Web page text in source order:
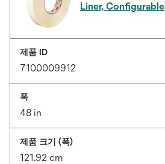
Liner, Configurable
제품 ID
7100009912
폭
48 in
제품 크기 (폭)
121.92 cm